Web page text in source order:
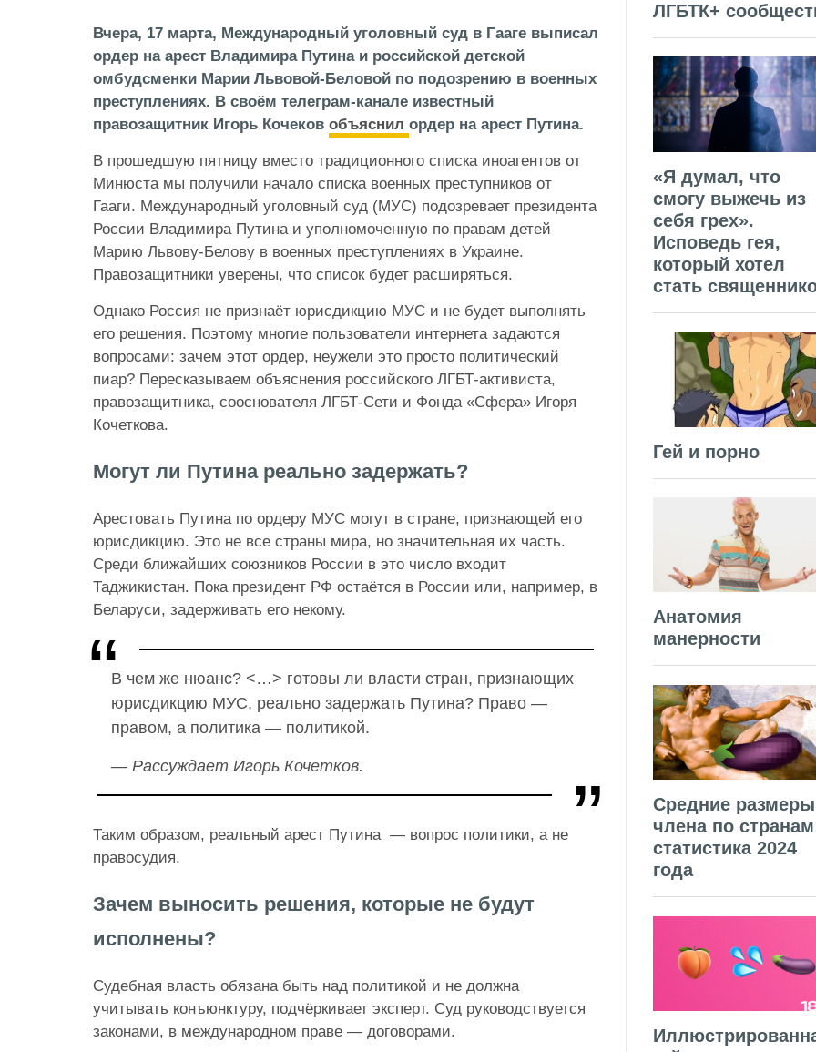
Вчера, 17 марта, Международный уголовный суд в Гааге выписал
ордер на арест Владимира Путина и российской детской
омбудсменки Марии Львовой-Беловой по подозрению в военных
преступлениях. В своём телеграм-канале известный
правозащитник Игорь Кочеков объяснил ордер на арест Путина.
В прошедшую пятницу вместо традиционного списка иноагентов от
Минюста мы получили начало списка военных преступников от
Гааги. Международный уголовный суд (МУС) подозревает президента
России Владимира Путина и уполномоченную по правам детей
Марию Львову-Белову в военных преступлениях в Украине.
Правозащитники уверены, что список будет расширяться.
Однако Россия не признаёт юрисдикцию МУС и не будет выполнять
его решения. Поэтому многие пользователи интернета задаются
вопросами: зачем этот ордер, неужели это просто политический
пиар? Пересказываем объяснения российского ЛГБТ-активиста,
правозащитника, сооснователя ЛГБТ-Сети и Фонда «Сфера» Игоря
Кочеткова.
Могут ли Путина реально задержать?
Арестовать Путина по ордеру МУС могут в стране, признающей его
юрисдикцию. Это не все страны мира, но значительная их часть.
Среди ближайших союзников России в это число входит
Таджикистан. Пока президент РФ остаётся в России или, например, в
Беларуси, задерживать его некому.
В чем же нюанс? <…> готовы ли власти стран, признающих
юрисдикцию МУС, реально задержать Путина? Право —
правом, а политика — политикой.
— Рассуждает Игорь Кочетков.
Таким образом, реальный арест Путина — вопрос политики, а не
правосудия.
Зачем выносить решения, которые не будут
исполнены?
Судебная власть обязана быть над политикой и не должна
учитывать конъюнктуру, подчёркивает эксперт. Суд руководствуется
законами, в международном праве — договорами.
ЛГБТК+
«Я думал, что
смогу выжечь из
себя грех».
Исповедь гея,
который хотел
стать
Гей и порно
Анатомия
манерности
Средние размеры
члена по
статистика 2024
года